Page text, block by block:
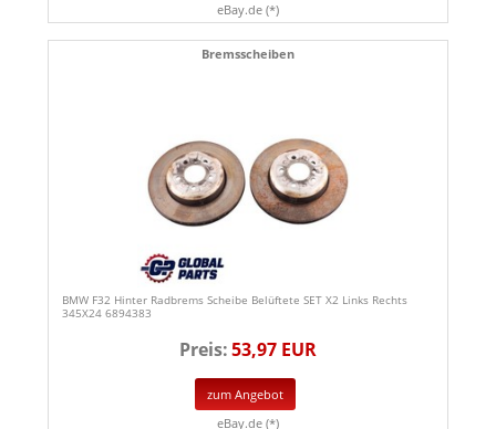
eBay.de (*)
Bremsscheiben
BMW F32 Hinter Radbrems Scheibe Belüftete SET X2 Links Rechts
345X24 6894383
Preis:53,97 EUR
zum Angebot
eBay.de (*)